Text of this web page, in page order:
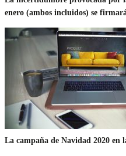
enero (ambos incluidos) se
La campaña de Navidad 2020 en